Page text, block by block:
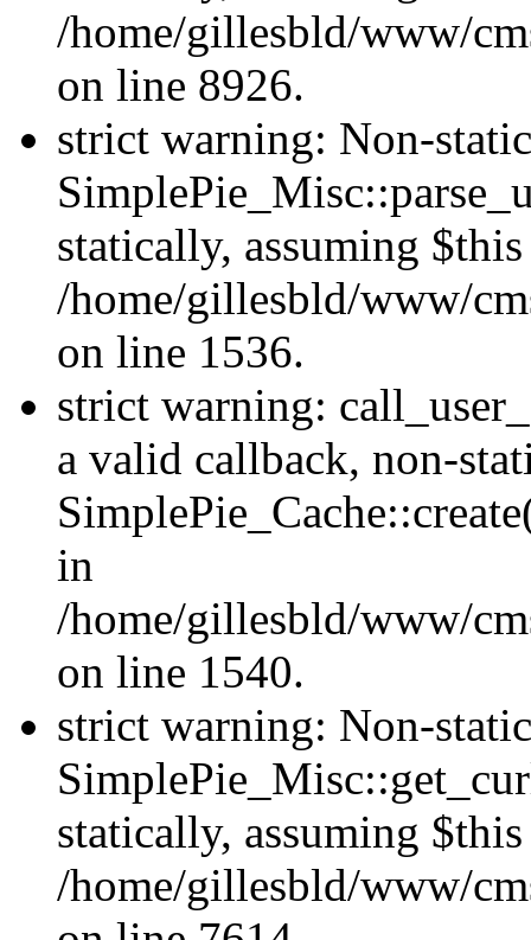
/home/gillesbld/www/
on line 8926.
strict warning: Non-
statically, assuming
/home/gillesbld/www/
on line 1536.
strict warning:
a valid callback, non-
in
/home/gillesbld/www/
on line 1540.
strict warning: Non-
statically, assuming
/home/gillesbld/www/